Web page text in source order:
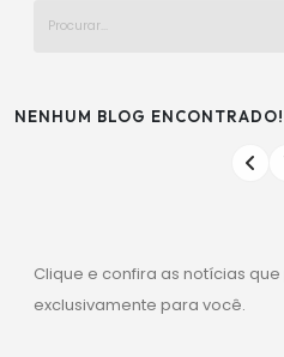
NENHUM BLOG ENCONTRADO!
Clique e confira as notícias
exclusivamente para você.